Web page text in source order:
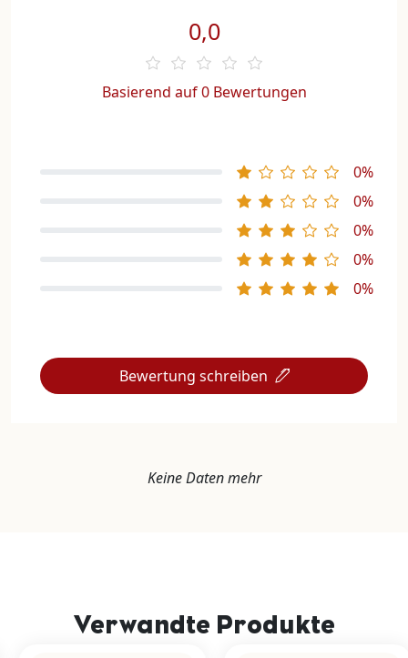
0,0
Basierend auf 0 Bewertungen
0%
0%
0%
0%
0%
Bewertung schreiben
Keine Daten mehr
Verwandte Produkte